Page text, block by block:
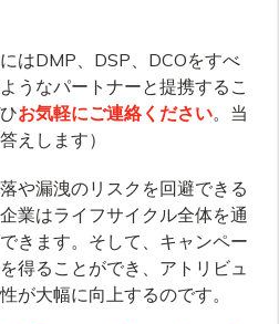
はDMP、DSP、DCOをすべ
うなパートナーと提携するこ
お気軽にご連絡ください。当
えします）
や漏洩のリスクを回避できる
業はライフサイクル全体を通
きます。そして、キャンペー
得ることができ、アトリビュ
が大幅に向上するのです。